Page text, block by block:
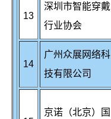
13
深圳市智能穿戴
行业协会
14
广州众展网络科
技有限公司
京诺（北京）国